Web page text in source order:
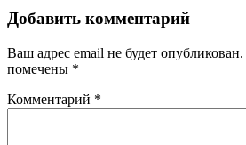
Добавить комментарий
Ваш адрес email не будет опубликован.
помечены *
Комментарий *